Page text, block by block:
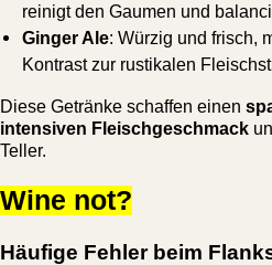
reinigt den Gaumen und
Ginger Ale: Würzig und frisch,
Kontrast zur rustikalen
Diese Getränke schaffen einen
intensiven Fleischgeschmack
Teller.
Wine not?
Häufige Fehler beim